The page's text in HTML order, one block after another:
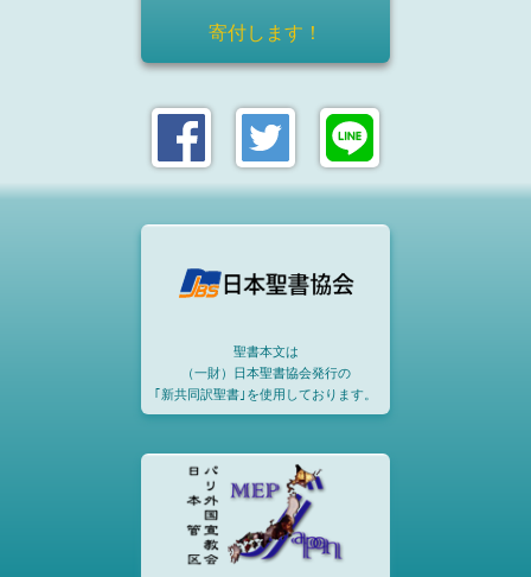
寄付します！
聖書本文は
（一財）日本聖書協会発行の
｢新共同訳聖書｣を使用しております。